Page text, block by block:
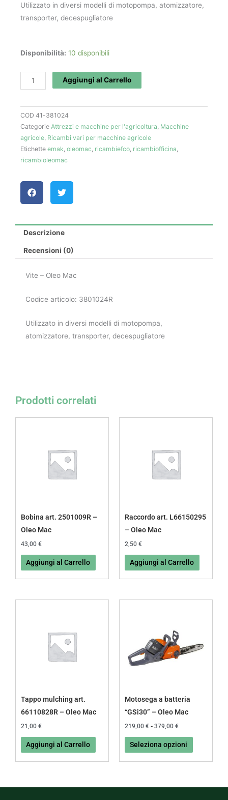
Utilizzato in diversi modelli di motopompa, atomizzatore,
transporter, decespugliatore
Disponibilità: 10 disponibili
Vite
3801024R
-
Mac
quantità
Aggiungi al Carrello
COD 41-381024
Categorie Attrezzi e macchine per l'agricoltura, Macchine
agricole, Ricambi vari per macchine agricole
Etichette emak, oleomac, ricambiefco, ricambiofficina,
ricambioleomac
Descrizione
Recensioni (0)
Vite – Oleo Mac
Codice articolo: 3801024R
Utilizzato in diversi modelli di motopompa,
atomizzatore, transporter, decespugliatore
Prodotti correlati
Bobina art. 2501009R –
Oleo Mac
43,00 €
Aggiungi al Carrello
Raccordo art. L66150295
– Oleo Mac
2,50 €
Aggiungi al Carrello
Tappo mulching art.
66110828R – Oleo Mac
21,00 €
Aggiungi al Carrello
Motosega a batteria
“GSi30” – Oleo Mac
219,00 € - 379,00 €
219,00 €
a
379,00 €
Seleziona opzioni
più